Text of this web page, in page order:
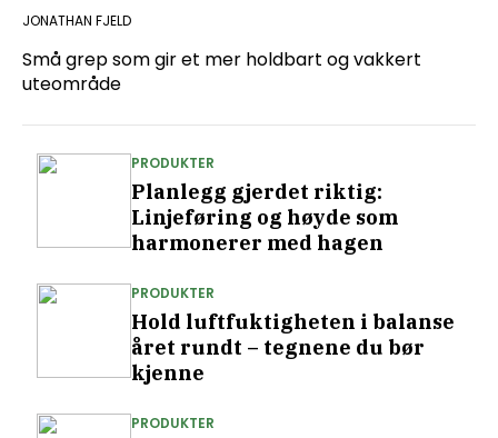
Små grep som gir et mer holdbart og vakkert
uteområde
JONATHAN FJELD
Planlegg gjerdet riktig:
Linjeføring og høyde som
harmonerer med hagen
PRODUKTER
Hold luftfuktigheten i balanse
året rundt – tegnene du bør
kjenne
PRODUKTER
PRODUKTER